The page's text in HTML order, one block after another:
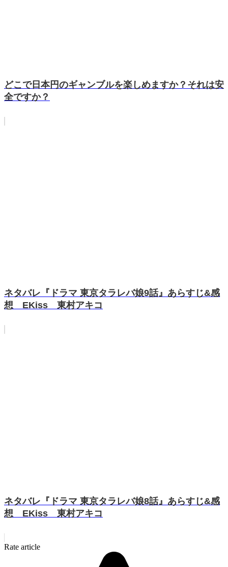
どこで日本円のギャンブルを楽しめますか？それは安
全ですか？
ネタバレ『ドラマ 東京タラレバ娘9話』あらすじ&感
想 EKiss 東村アキコ
ネタバレ『ドラマ 東京タラレバ娘8話』あらすじ&感
想 EKiss 東村アキコ
Rate article